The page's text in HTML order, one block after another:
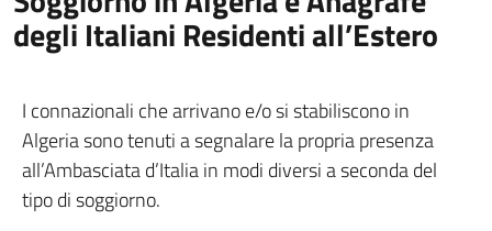
degli Italiani Residenti all’Estero
I connazionali che arrivano e/o si stabiliscono in
Algeria sono tenuti a segnalare la propria presenza
all’Ambasciata d’Italia in modi diversi a seconda del
tipo di soggiorno.